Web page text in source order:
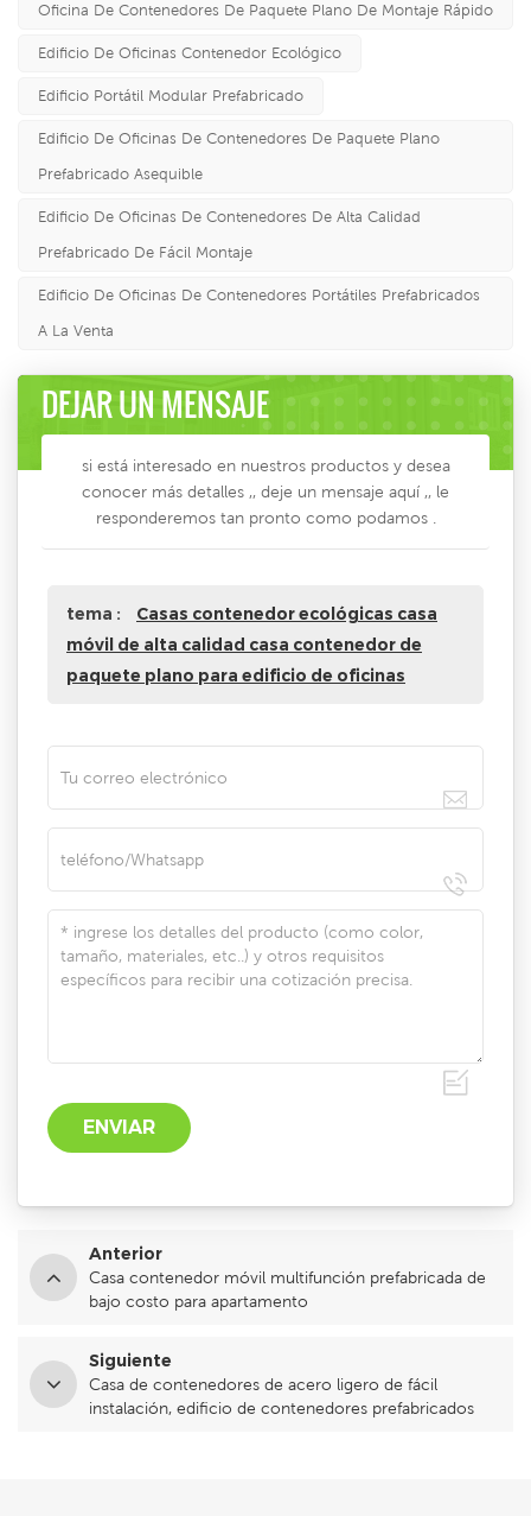
Oficina De Contenedores De Paquete Plano De Montaje Rápido
Edificio De Oficinas Contenedor Ecológico
Edificio Portátil Modular Prefabricado
Edificio De Oficinas De Contenedores De Paquete Plano
Prefabricado Asequible
Edificio De Oficinas De Contenedores De Alta Calidad
Prefabricado De Fácil Montaje
Edificio De Oficinas De Contenedores Portátiles Prefabricados
A La Venta
DEJAR UN MENSAJE
si está interesado en nuestros productos y desea
conocer más detalles ,, deje un mensaje aquí ,, le
responderemos tan pronto como podamos .
tema :
Casas contenedor ecológicas casa
móvil de alta calidad casa contenedor de
paquete plano para edificio de oficinas
Anterior
Casa contenedor móvil multifunción prefabricada de
bajo costo para apartamento
Siguiente
Casa de contenedores de acero ligero de fácil
instalación, edificio de contenedores prefabricados